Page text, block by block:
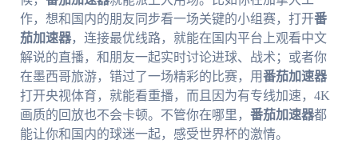
作，想和国内的朋友同步看一场关键的小组赛，打开番
茄加速器，连接最优线路，就能在国内平台上观看中文
解说的直播，和朋友一起实时讨论进球、战术；或者你
在墨西哥旅游，错过了一场精彩的比赛，用番茄加速器
打开央视体育，就能看重播，而且因为有专线加速，4K
画质的回放也不会卡顿。不管你在哪里， 番茄加速器都
能让你和国内的球迷一起，感受世界杯的激情。